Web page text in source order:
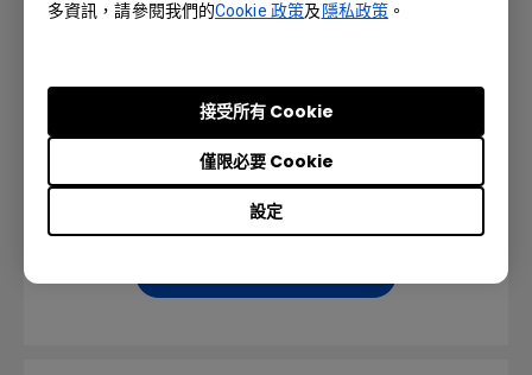
多資訊，請參閱我們的Cookie 政策及 隱私政策。
設定
僅限必要 Cookie
接受所有 Cookie
Installation Handbook